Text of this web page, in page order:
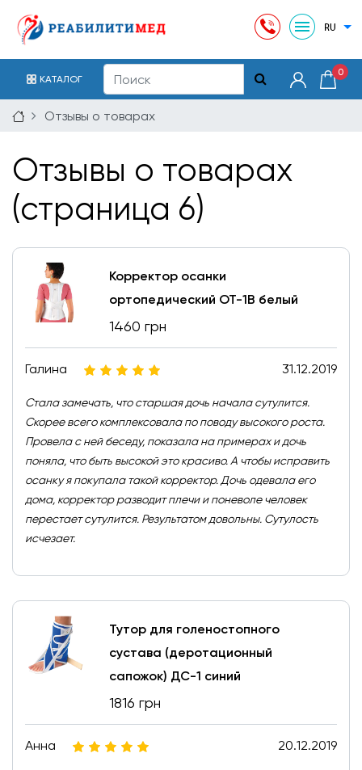
КАТАЛОГ
0
Отзывы о товарах
Отзывы о товарах
(страница 6)
Корректор осанки
ортопедический ОТ-1В белый
1460 грн
Галина 31.12.2019
Стала замечать, что старшая дочь начала сутулится.
Скорее всего комплексовала по поводу высокого роста.
Провела с ней беседу, показала на примерах и дочь
поняла, что быть высокой это красиво. А чтобы исправить
осанку я покупала такой корректор. Дочь одевала его
дома, корректор разводит плечи и поневоле человек
перестает сутулится. Результатом довольны. Сутулость
исчезает.
Тутор для голеностопного
сустава (деротационный
сапожок) ДС-1 синий
1816 грн
Анна 20.12.2019